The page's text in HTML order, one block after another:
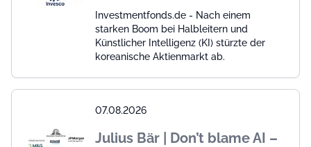
Investmentfonds.de - Nach einem
starken Boom bei Halbleitern und
Künstlicher Intelligenz (KI) stürzte der
koreanische Aktienmarkt ab.
07.08.2026
Julius Bär | Don’t blame AI –